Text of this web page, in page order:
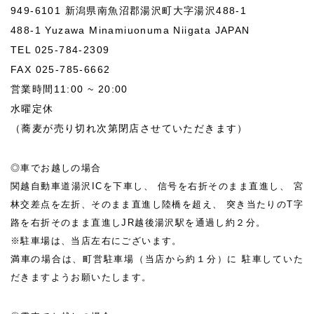
949-6101 新潟県南魚沼郡湯沢町大字湯沢488-1
488-1 Yuzawa Minamiuonuma Niigata JAPAN
TEL 025-784-2309
FAX 025-785-6662
営業時間11:00 ~ 20:00
水曜定休
（蕎麦が売り切れ次第閉店させていただきます）
◎車でお越しの場合
関越自動車道湯沢ICを下車し、
信号を右折そのまま直進し、
宮
林交差点を左折、そのまま直進し陸橋を超え、
突き当たりのT字
路を右折そのまま直進しJR越後湯沢駅を通過し約２分。
※駐車場は、当店左右にございます。
満車の場合は、町営駐車場（当店から約１分）に 駐車していた
だきますようお願いたします。